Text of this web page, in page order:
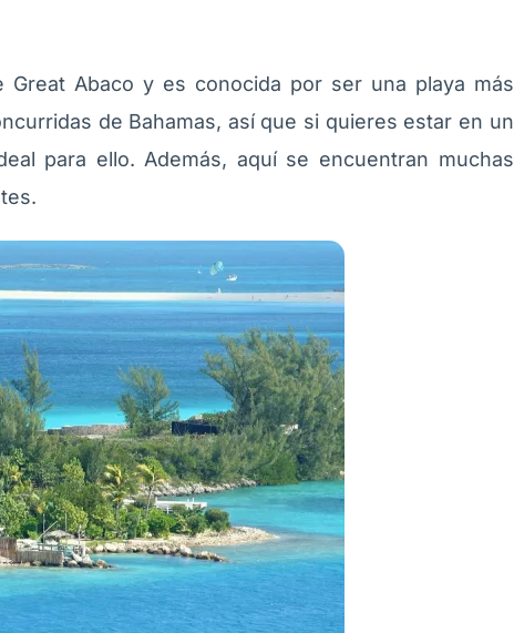
Great Abaco y es conocida por ser una playa más
de Bahamas, así que si quieres estar en un
para ello. Además, aquí se encuentran muchas